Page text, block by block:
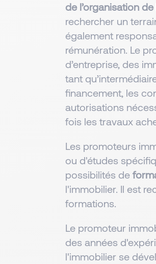
de l’organisation
rechercher un
également
rémunération. Le
d’entreprise, des
tant
financement, les
autorisations
fois les travaux
Les promoteurs
ou d'études
possibilités de
l'immobilier. Il est
formations.
Le promoteur
des années
l'immobilier se